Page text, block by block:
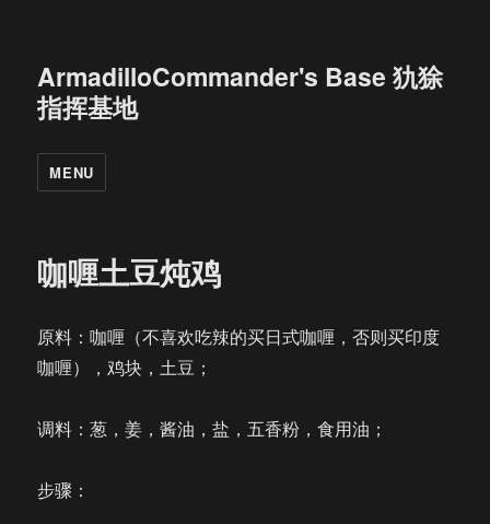
ArmadilloCommander's Base 犰狳
指挥基地
MENU
咖喱土豆炖鸡
原料：咖喱（不喜欢吃辣的买日式咖喱，否则买印度
咖喱），鸡块，土豆；
调料：葱，姜，酱油，盐，五香粉，食用油；
步骤：